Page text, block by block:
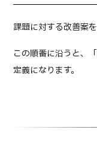
課題に対する改善案
この順番に沿うと、
定義になります。